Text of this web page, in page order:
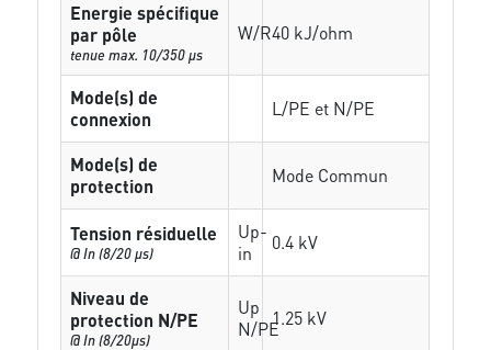
Energie spécifique
par pôle
tenue max. 10/350 µs
W/R40 kJ/ohm
Mode(s) de
connexion
L/PE et N/PE
Mode(s) de
protection
Mode Commun
Tension résiduelle
@ In (8/20 µs)
Up-
in
0.4 kV
Niveau de
protection N/PE
@ In (8/20µs)
Up
N/PE1.25 kV